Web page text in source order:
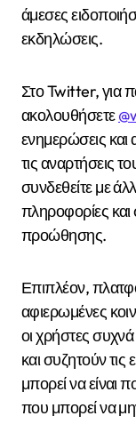
άμεσες
εκδηλώσεις.
Στο Twitter, για
ακολουθήσετε
ενημερώσεις
τις αναρτήσεις
συνδεθείτε με
πληροφορίες
προώθησης.
Επιπλέον,
αφιερωμένες
οι χρήστες
και συζητούν τις
μπορεί να είναι
που μπορεί να